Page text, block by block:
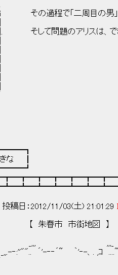
程で「二周目の男」ギャ
問題のアリスは、できる
きな ┃
投稿日：2012/11/03(土) 21:01:29
街地図 】
｀'‐-、. ,ｺ ....~`'ｰ
`
`